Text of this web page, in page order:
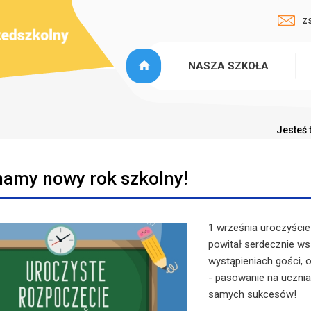
NASZA SZKOŁA
Jesteś
nowy rok szkolny!
1 września
powitał serdecznie
wystąpieniach gości,
- pasowanie na
samych sukcesów!